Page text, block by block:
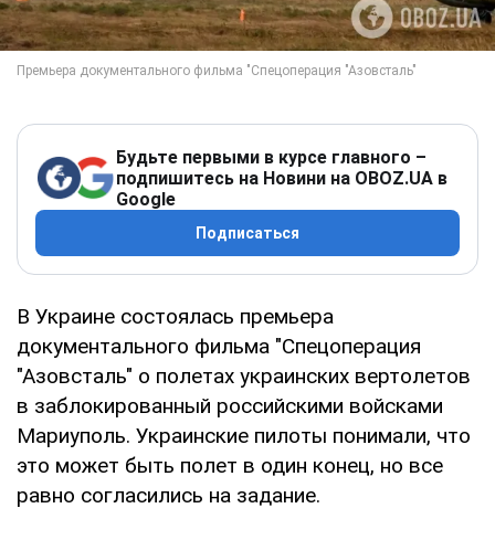
Будьте первыми в курсе главного –
подпишитесь на Новини на OBOZ.UA в
Google
Подписаться
В Украине состоялась премьера
документального фильма "Спецоперация
"Азовсталь" о полетах украинских вертолетов
в заблокированный российскими войсками
Мариуполь. Украинские пилоты понимали, что
это может быть полет в один конец, но все
равно согласились на задание.